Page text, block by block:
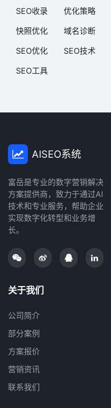
SEO收录
优化策略
快照优化
域名诊断
SEO优化
SEO技术
SEO工具
AISEO系统
富岳是专业的数字营销解决
方案提供商，致力于通过AI
技术和专业服务，帮助企业
实现数字化转型和业务增
长。
关于我们
公司简介
部分案例
方案报价
营销资讯
联系我们